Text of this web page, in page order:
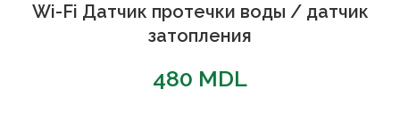
Wi-Fi Датчик протечки воды / датчик
затопления
480 MDL